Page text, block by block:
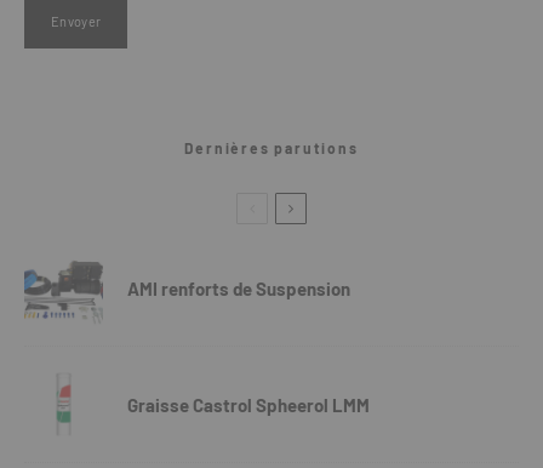
Dernières parutions
AMI renforts de Suspension
Graisse Castrol Spheerol LMM